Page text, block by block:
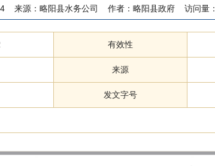
来源： 略阳县水务公司 作者： 略阳县政府 访问量：
有效性
来源
发文字号